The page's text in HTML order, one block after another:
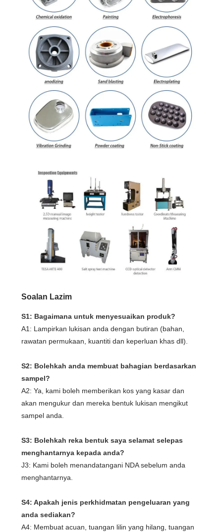
Soalan Lazim
S1: Bagaimana untuk menyesuaikan produk?
A1: Lampirkan lukisan anda dengan butiran (bahan,
rawatan permukaan, kuantiti dan keperluan khas dll).
S2: Bolehkah anda membuat bahagian berdasarkan
sampel?
A2: Ya, kami boleh memberikan kos yang kasar dan
akan mengukur dan mereka bentuk lukisan mengikut
sampel anda.
S3: Bolehkah reka bentuk saya selamat selepas
menghantarnya kepada anda?
J3: Kami boleh menandatangani NDA sebelum anda
menghantarnya.
S4: Apakah jenis perkhidmatan pengeluaran yang
anda sediakan?
A4: Membuat acuan, tuangan lilin yang hilang, tuangan